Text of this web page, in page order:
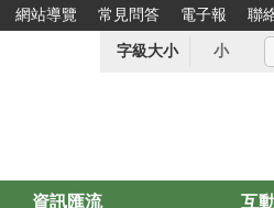
網站導覽 常見問答 電子報 聯
字級大小 小
資訊匯流 互